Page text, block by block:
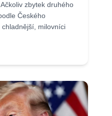
zbytek druhého
Českého
milovníci